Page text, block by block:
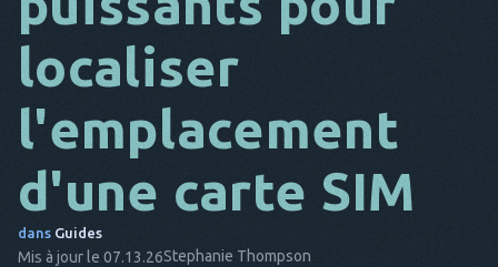
TR
localiser
l'emplacement
d'une carte SIM
dans Guides
Mis à jour le 07.13.26Stephanie Thompson